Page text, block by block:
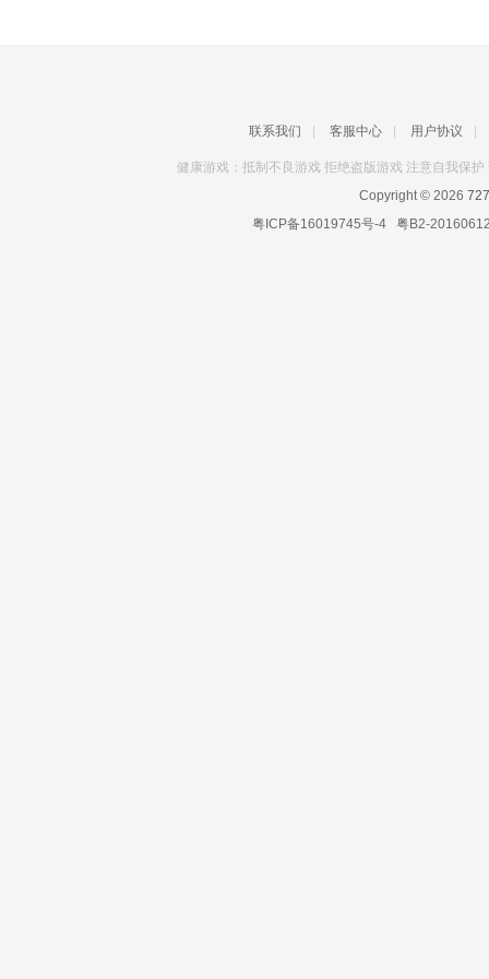
联系我们 客服中心 用户协议
健康游戏：抵制不良游戏 拒绝盗版游戏 注意自我保
Copyright © 2026
粤ICP备16019745号-4粤B2-